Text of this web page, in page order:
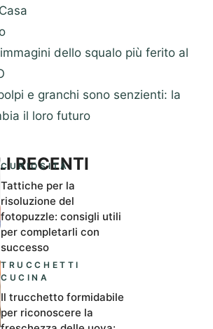
dello squalo più ferito al
e granchi sono senzienti: la
il loro futuro
RECENTI
CURIOSITÀ
Tattiche per la
risoluzione del
fotopuzzle: consigli utili
per completarli con
successo
TRUCCHETTI
CUCINA
Il trucchetto formidabile
per riconoscere la